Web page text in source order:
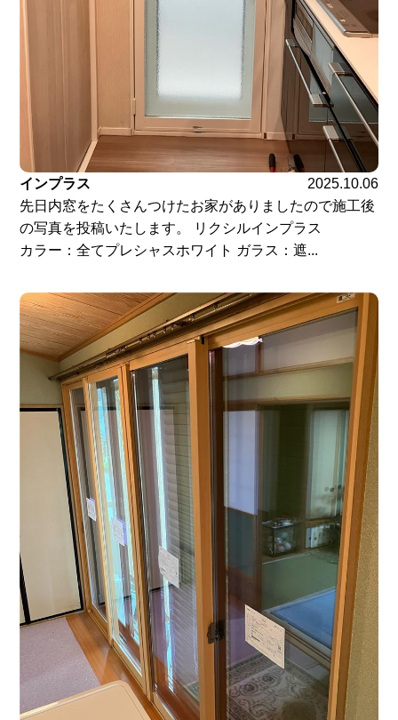
インプラス
2025.10.06
先日内窓をたくさんつけたお家がありましたので施工後
の写真を投稿いたします。 リクシルインプラス
カラー：全てプレシャスホワイト ガラス：遮...